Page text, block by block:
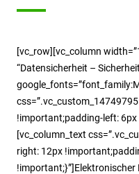
[vc_row][vc_column
“Datensicherheit –
!important;padding-left: 6px
[vc_column_text
right: 12px